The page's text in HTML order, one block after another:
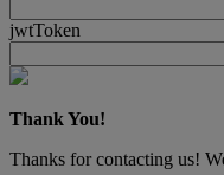
jwtToken
Thank You!
Thanks for contacting us!